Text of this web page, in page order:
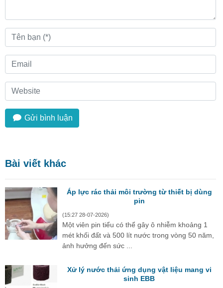
Gửi bình luận
Bài viết khác
Áp lực rác thải môi trường từ thiết bị dùng
pin
(15:27 28-07-2026)
Một viên pin tiểu có thể gây ô nhiễm khoảng 1
mét khối đất và 500 lít nước trong vòng 50 năm,
ảnh hưởng đến sức ...
Xử lý nước thải ứng dụng vật liệu mang vi
sinh EBB